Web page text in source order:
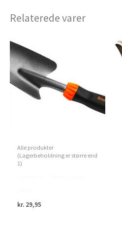
Relaterede varer
Alle produkter
(Lagerbeholdning er større end
1)
kr. 29,95